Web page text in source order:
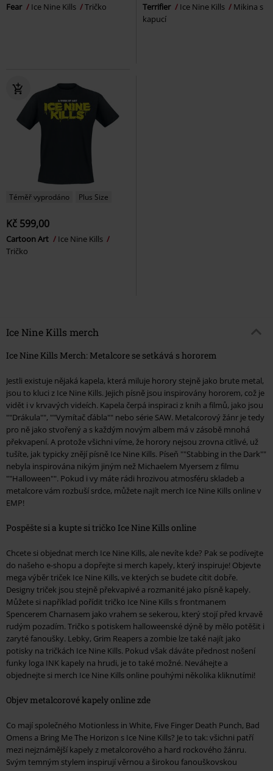
Fear Ice Nine Kills Tričko Terrifier Ice Nine Kills
Mikina s
kapucí
Téměř vyprodáno Plus Size
Kč 599,00
Cartoon Art
Ice Nine Kills
Tričko
Ice Nine Kills merch
Ice Nine Kills Merch: Metalcore se setkává s hororem
Jestli existuje nějaká kapela, která miluje horory stejně jako brute metal,
jsou to kluci z Ice Nine Kills. Jejich písně jsou inspirovány hororem, což je
vidět i v krvavých videích. Kapela čerpá inspiraci z knih a filmů, jako jsou
""Drákula"", ""Vymítač ďábla"" nebo série SAW. Metalcorový žánr je tedy
pro ně jako stvořený a s každým novým albem má v zásobě mnohá
překvapení. A protože všichni víme, že horory nejsou zrovna citlivé, už
tušíte, jak typicky znějí písně Ice Nine Kills. Píseň ""Stabbing in the Dark""
nebyla inspirována nikým jiným než Michaelem Myersem z filmu
""Halloween"". Pokud i vy máte rádi hrozivou atmosféru skladeb a
metalcore vám rozbuší srdce, můžete najít merch Ice Nine Kills online v
EMP!
Pospěšte si a kupte si tričko Ice Nine Kills online
Chcete si objednat merch Ice Nine Kills, ale nevíte kde? Pak se podívejte
do našeho e-shopu a dopřejte si merch kapely, který inspiruje! Objevte
mega výběr triček Ice Nine Kills, ve kterých se budete cítit dobře.
Designy triček jsou stejně překvapivé a rozmanité jako písně kapely.
Můžete si například pořídit tričko Ice Nine Kills s frontmanem
Spencerem Charnasem jako vrahem se sekerou, který stojí před krvavě
rudým pozadím. Tričko s potiskem halloweenské dýně by mělo potěšit i
zaryté fanoušky. Lebky, Grim Reapers a zombie lze také najít jako
potisky na tričkách Ice Nine Kills. Pokud však dáváte přednost nošení
funky loga INK kapely na hrudi, je to také možné. Neváhejte a
objednejte si merch Ice Nine Kills online pouhými několika kliknutími!
Objev metalcorové kapely online zde
Co mají společného Motionless in White, Five Finger Death Punch, Bad
Omens a Bring Me The Horizon s Ice Nine Kills? Je to tak: všichni patří
mezi nejznámější kapely z metalcorového a hard rockového žánru.
Svým temným stylem inspirují věrnou a širokou fanouškovskou